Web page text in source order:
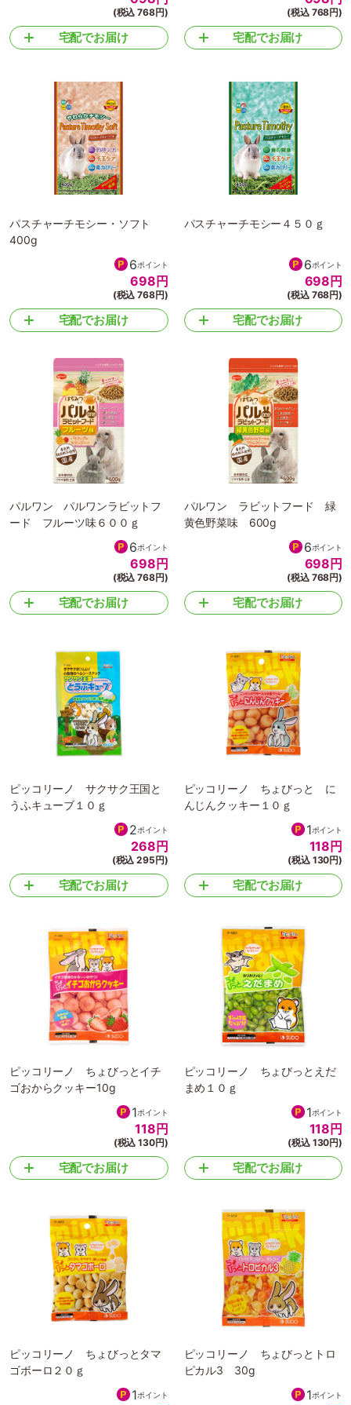
(税込 768円)
宅配でお届け
(税込 768円)
宅配でお届け
パスチャーチモシー・ソフト
400g
6ポイント
698 円
(税込 768円)
宅配でお届け
パスチャーチモシー４５０ｇ
6ポイント
698 円
(税込 768円)
宅配でお届け
パルワン パルワンラビットフ
ード フルーツ味６００ｇ
6ポイント
698 円
(税込 768円)
宅配でお届け
パルワン ラビットフード 緑
黄色野菜味 600g
6ポイント
698 円
(税込 768円)
宅配でお届け
ピッコリーノ サクサク王国と
うふキューブ１０ｇ
2ポイント
268 円
(税込 295円)
宅配でお届け
ピッコリーノ ちょびっと に
んじんクッキー１０ｇ
1ポイント
118 円
(税込 130円)
宅配でお届け
ピッコリーノ ちょびっとイチ
ゴおからクッキー10g
1ポイント
118 円
(税込 130円)
宅配でお届け
ピッコリーノ ちょびっとえだ
まめ１０ｇ
1ポイント
118 円
(税込 130円)
宅配でお届け
ピッコリーノ ちょびっとタマ
ゴボーロ２０ｇ
1ポイント
ピッコリーノ ちょびっとトロ
ピカル3 30g
1ポイント